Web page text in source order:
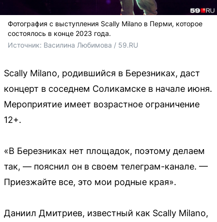
Фотография с выступления Scally Milano в Перми, которое
состоялось в конце 2023 года.
Источник: Василина Любимова / 59.RU
Scally Milano, родившийся в Березниках, даст
концерт в соседнем Соликамске в начале июня.
Мероприятие имеет возрастное ограничение
12+.
«В Березниках нет площадок, поэтому делаем
так, — пояснил он в своем телеграм-канале. —
Приезжайте все, это мои родные края».
Даниил Дмитриев, известный как Scally Milano,